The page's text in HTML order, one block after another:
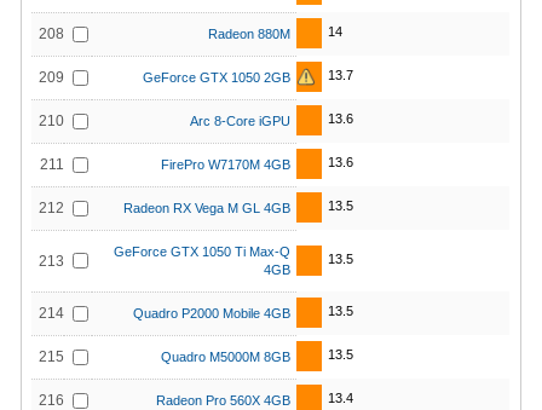
208 Radeon 880M 14
209 GeForce GTX 1050 2GB 13.7
210 Arc 8-Core iGPU 13.6
211 FirePro W7170M 4GB 13.6
212 Radeon RX Vega M GL 4GB 13.5
213
GeForce GTX 1050 Ti Max-Q
4GB
13.5
214 Quadro P2000 Mobile 4GB 13.5
215 Quadro M5000M 8GB 13.5
216 Radeon Pro 560X 4GB 13.4